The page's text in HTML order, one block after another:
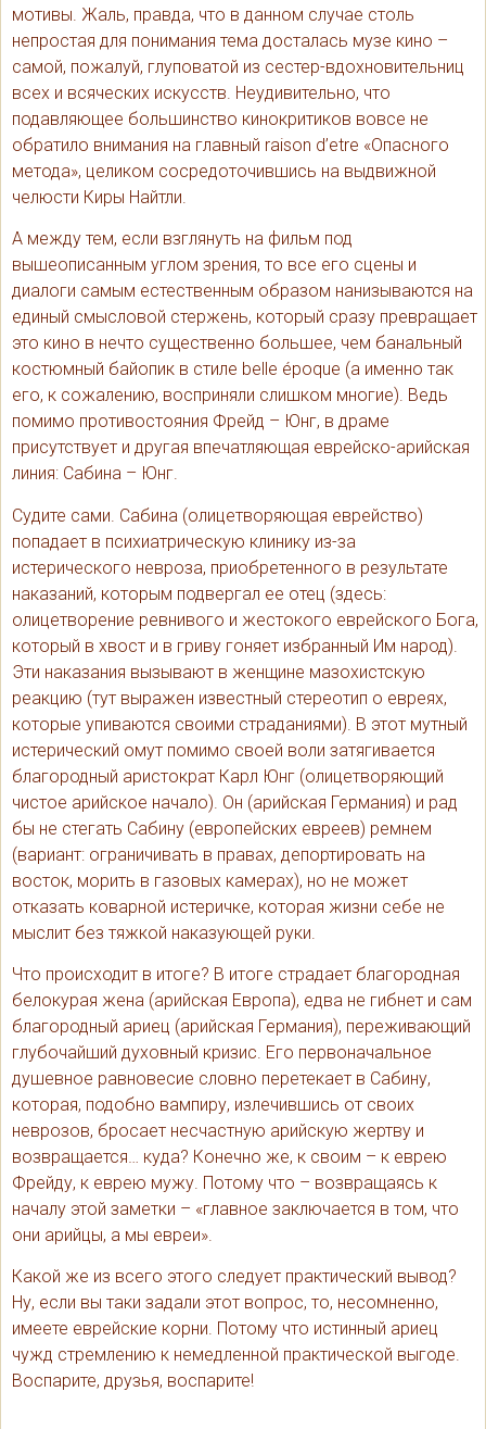
мотивы. Жаль, правда, что в данном случае столь
непростая для понимания тема досталась музе кино –
самой, пожалуй, глуповатой из сестер-вдохновительниц
всех и всяческих искусств. Неудивительно, что
подавляющее большинство кинокритиков вовсе не
обратило внимания на главный raison d’etre «Опасного
метода», целиком сосредоточившись на выдвижной
челюсти Киры Найтли.
А между тем, если взглянуть на фильм под
вышеописанным углом зрения, то все его сцены и
диалоги самым естественным образом нанизываются на
единый смысловой стержень, который сразу превращает
это кино в нечто существенно большее, чем банальный
костюмный байопик в стиле belle époque (а именно так
его, к сожалению, восприняли слишком многие). Ведь
помимо противостояния Фрейд – Юнг, в драме
присутствует и другая впечатляющая еврейско-арийская
линия: Сабина – Юнг.
Судите сами. Сабина (олицетворяющая еврейство)
попадает в психиатрическую клинику из-за
истерического невроза, приобретенного в результате
наказаний, которым подвергал ее отец (здесь:
олицетворение ревнивого и жестокого еврейского Бога,
который в хвост и в гриву гоняет избранный Им народ).
Эти наказания вызывают в женщине мазохистскую
реакцию (тут выражен известный стереотип о евреях,
которые упиваются своими страданиями). В этот мутный
истерический омут помимо своей воли затягивается
благородный аристократ Карл Юнг (олицетворяющий
чистое арийское начало). Он (арийская Германия) и рад
бы не стегать Сабину (европейских евреев) ремнем
(вариант: ограничивать в правах, депортировать на
восток, морить в газовых камерах), но не может
отказать коварной истеричке, которая жизни себе не
мыслит без тяжкой наказующей руки.
Что происходит в итоге? В итоге страдает благородная
белокурая жена (арийская Европа), едва не гибнет и сам
благородный ариец (арийская Германия), переживающий
глубочайший духовный кризис. Его первоначальное
душевное равновесие словно перетекает в Сабину,
которая, подобно вампиру, излечившись от своих
неврозов, бросает несчастную арийскую жертву и
возвращается… куда? Конечно же, к своим – к еврею
Фрейду, к еврею мужу. Потому что – возвращаясь к
началу этой заметки – «главное заключается в том, что
они арийцы, а мы евреи».
Какой же из всего этого следует практический вывод?
Ну, если вы таки задали этот вопрос, то, несомненно,
имеете еврейские корни. Потому что истинный ариец
чужд стремлению к немедленной практической выгоде.
Воспарите, друзья, воспарите!